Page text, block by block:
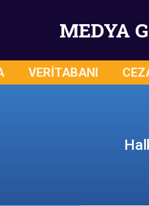
MEDYA
VERİTABANI